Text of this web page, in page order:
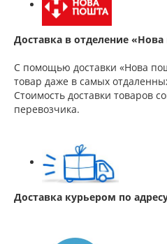
Доставка в отделение
С помощью доставки «Нова
товар даже в самых
Стоимость доставки товаров
перевозчика.
Доставка курьером по